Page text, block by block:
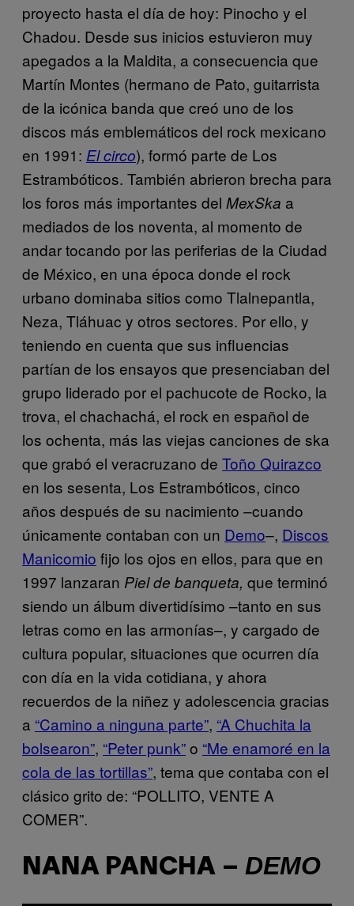
proyecto hasta el día de hoy: Pinocho y el
Chadou. Desde sus inicios estuvieron muy
apegados a la Maldita, a consecuencia que
Martín Montes (hermano de Pato, guitarrista
de la icónica banda que creó uno de los
discos más emblemáticos del rock mexicano
en 1991: El circo), formó parte de Los
Estrambóticos. También abrieron brecha para
los foros más importantes del MexSka a
mediados de los noventa, al momento de
andar tocando por las periferias de la Ciudad
de México, en una época donde el rock
urbano dominaba sitios como Tlalnepantla,
Neza, Tláhuac y otros sectores. Por ello, y
teniendo en cuenta que sus influencias
partían de los ensayos que presenciaban del
grupo liderado por el pachucote de Rocko, la
trova, el chachachá, el rock en español de
los ochenta, más las viejas canciones de ska
que grabó el veracruzano de Toño Quirazco
en los sesenta, Los Estrambóticos, cinco
años después de su nacimiento –cuando
únicamente contaban con un Demo–, Discos
Manicomio fijo los ojos en ellos, para que en
1997 lanzaran Piel de banqueta, que terminó
siendo un álbum divertidísimo –tanto en sus
letras como en las armonías–, y cargado de
cultura popular, situaciones que ocurren día
con día en la vida cotidiana, y ahora
recuerdos de la niñez y adolescencia gracias
a “Camino a ninguna parte”, “A Chuchita la
bolsearon”, “Peter punk”o “Me enamoré en la
cola de las tortillas”, tema que contaba con el
clásico grito de: “POLLITO, VENTE A
COMER”.
NANA PANCHA – DEMO